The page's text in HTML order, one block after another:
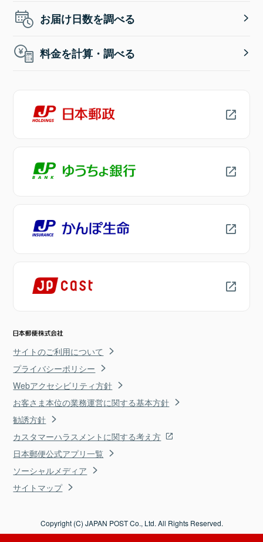
お届け日数を調べる
料金を計算・調べる
サイトのご利用について
プライバシーポリシー
Webアクセシビリティ方針
お客さま本位の業務運営に関する基本方針
勧誘方針
カスタマーハラスメントに関する考え方
日本郵便公式アプリ一覧
ソーシャルメディア
サイトマップ
Copyright (C) JAPAN POST Co., Ltd. All Rights Reserved.